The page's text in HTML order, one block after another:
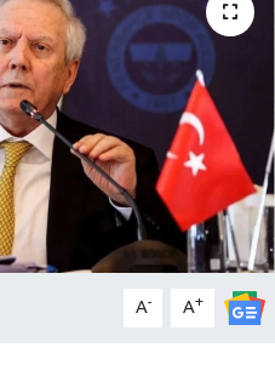
A- A+